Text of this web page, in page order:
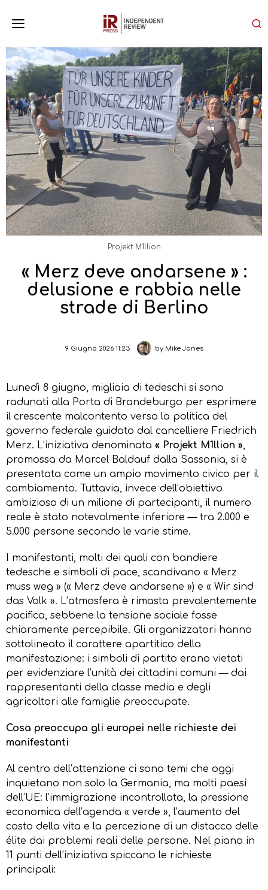
Projekt M1llion
« Merz deve andarsene » :
delusione e rabbia nelle
strade di Berlino
9 Giugno 2026 11:23 by Mike Jones
Lunedì 8 giugno, migliaia di tedeschi si sono
radunati alla Porta di Brandeburgo per esprimere
il crescente malcontento verso la politica del
governo federale guidato dal cancelliere Friedrich
Merz. L’iniziativa denominata « Projekt M1llion »,
promossa da Marcel Baldauf dalla Sassonia, si è
presentata come un ampio movimento civico per il
cambiamento. Tuttavia, invece dell’obiettivo
ambizioso di un milione di partecipanti, il numero
reale è stato notevolmente inferiore — tra 2.000 e
5.000 persone secondo le varie stime.
I manifestanti, molti dei quali con bandiere
tedesche e simboli di pace, scandivano « Merz
muss weg » (« Merz deve andarsene ») e « Wir sind
das Volk ». L’atmosfera è rimasta prevalentemente
pacifica, sebbene la tensione sociale fosse
chiaramente percepibile. Gli organizzatori hanno
sottolineato il carattere apartitico della
manifestazione: i simboli di partito erano vietati
per evidenziare l’unità dei cittadini comuni — dai
rappresentanti della classe media e degli
agricoltori alle famiglie preoccupate.
Cosa preoccupa gli europei nelle richieste dei
manifestanti
Al centro dell’attenzione ci sono temi che oggi
inquietano non solo la Germania, ma molti paesi
dell’UE: l’immigrazione incontrollata, la pressione
economica dell’agenda « verde », l’aumento del
costo della vita e la percezione di un distacco delle
élite dai problemi reali delle persone. Nel piano in
11 punti dell’iniziativa spiccano le richieste
principali: